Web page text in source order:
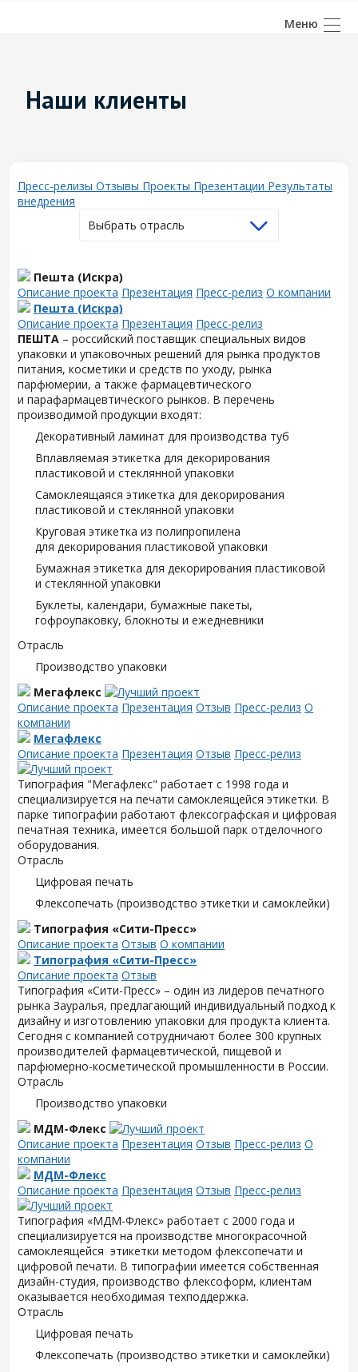
Наши клиенты
Пресс-релизы Отзывы Проекты Презентации Результаты
внедрения
Выбрать отрасль
Пешта (Искра)
Описание проекта Презентация Пресс-релиз О компании
Пешта (Искра)
Описание проекта Презентация Пресс-релиз
ПЕШТА – российский поставщик специальных видов
упаковки и упаковочных решений для рынка продуктов
питания, косметики и средств по уходу, рынка
парфюмерии, а также фармацевтического
и парафармацевтического рынков. В перечень
производимой продукции входят:
Декоративный ламинат для производства туб
Вплавляемая этикетка для декорирования
пластиковой и стеклянной упаковки
Самоклеящаяся этикетка для декорирования
пластиковой и стеклянной упаковки
Круговая этикетка из полипропилена
для декорирования пластиковой упаковки
Бумажная этикетка для декорирования пластиковой
и стеклянной упаковки
Буклеты, календари, бумажные пакеты,
гофроупаковку, блокноты и ежедневники
Отрасль
Производство упаковки
Мегафлекс
Описание проекта Презентация Отзыв Пресс-релиз О
компании
Мегафлекс
Описание проекта Презентация Отзыв Пресс-релиз
Типография "Мегафлекс" работает с 1998 года и
специализируется на печати самоклеящейся этикетки. В
парке типографии работают флексографская и цифровая
печатная техника, имеется большой парк отделочного
оборудования.
Отрасль
Цифровая печать
Флексопечать (производство этикетки и самоклейки)
Типография «Сити-Пресс»
Описание проекта Отзыв О компании
Типография «Сити-Пресс»
Описание проекта Отзыв
Типография «Сити-Пресс» – один из лидеров печатного
рынка Зауралья, предлагающий индивидуальный подход к
дизайну и изготовлению упаковки для продукта клиента.
Сегодня с компанией сотрудничают более 300 крупных
производителей фармацевтической, пищевой и
парфюмерно-косметической промышленности в России.
Отрасль
Производство упаковки
МДМ-Флекс
Описание проекта Презентация Отзыв Пресс-релиз О
компании
МДМ-Флекс
Описание проекта Презентация Отзыв Пресс-релиз
Типография «МДМ-Флекс» работает с 2000 года и
специализируется на производстве многокрасочной
самоклеящейся этикетки методом флексопечати и
цифровой печати. В типографии имеется собственная
дизайн-студия, производство флексоформ, клиентам
оказывается необходимая техподдержка.
Отрасль
Цифровая печать
Флексопечать (производство этикетки и самоклейки)